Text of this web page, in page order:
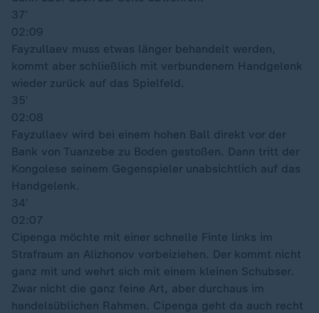
37′
02:09
Fayzullaev muss etwas länger behandelt werden,
kommt aber schließlich mit verbundenem Handgelenk
wieder zurück auf das Spielfeld.
35′
02:08
Fayzullaev wird bei einem hohen Ball direkt vor der
Bank von Tuanzebe zu Boden gestoßen. Dann tritt der
Kongolese seinem Gegenspieler unabsichtlich auf das
Handgelenk.
34′
02:07
Cipenga möchte mit einer schnelle Finte links im
Strafraum an Alizhonov vorbeiziehen. Der kommt nicht
ganz mit und wehrt sich mit einem kleinen Schubser.
Zwar nicht die ganz feine Art, aber durchaus im
handelsüblichen Rahmen. Cipenga geht da auch recht